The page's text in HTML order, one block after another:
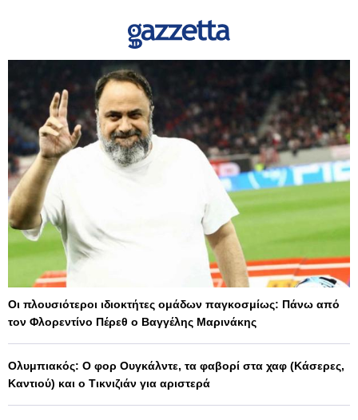
Οι πλουσιότεροι ιδιοκτήτες ομάδων παγκοσμίως: Πάνω από
τον Φλορεντίνο Πέρεθ ο Βαγγέλης Μαρινάκης
Ολυμπιακός: Ο φορ Ουγκάλντε, τα φαβορί στα χαφ (Κάσερες,
Καντιού) και ο Τικνιζιάν για αριστερά